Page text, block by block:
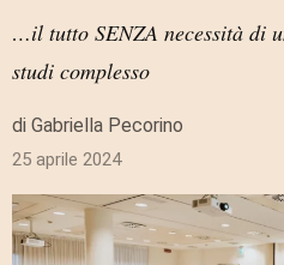
…il tutto SENZA necessità di
studi complesso
di Gabriella Pecorino
25 aprile 2024